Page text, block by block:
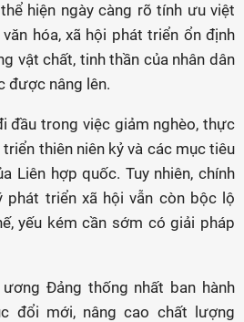
hiện ngày càng rõ tính ưu việt
hóa, xã hội phát triển ổn định
vật chất, tinh thần của nhân dân
được nâng lên.
đầu trong việc giảm nghèo, thực
thiên niên kỷ và các mục tiêu
Liên hợp quốc. Tuy nhiên, chính
phát triển xã hội vẫn còn bộc lộ
yếu kém cần sớm có giải pháp
ương Đảng thống nhất ban hành
đổi mới, nâng cao chất lượng